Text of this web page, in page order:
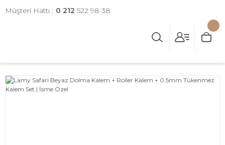
Müşteri Hattı : 0 212 522 98 38